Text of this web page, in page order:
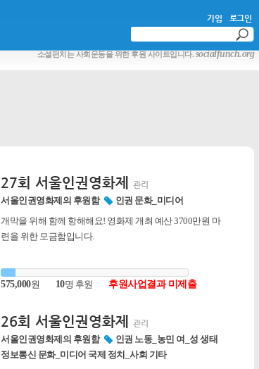
가입 로그인
소셜펀치는 사회운동을 위한 후원 사이트입니다. socialfunch.org
27회 서울인권영화제 관리
서울인권영화제의 후원함
인권 문화_미디어
개막을 위해 함께 항해해요! 영화제 개최 예산 3700만원 마
련을 위한 모금함입니다.
575,000원 10명 후원 후원사업결과 미제출
26회 서울인권영화제 관리
서울인권영화제의 후원함
인권 노동_농민 여_성 생태
정보통신 문화_미디어 국제 정치_사회 기타